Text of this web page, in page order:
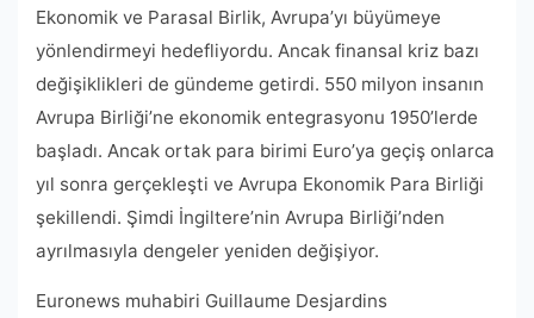
Ekonomik ve Parasal Birlik, Avrupa’yı büyümeye
yönlendirmeyi hedefliyordu. Ancak finansal kriz bazı
değişiklikleri de gündeme getirdi. 550 milyon insanın
Avrupa Birliği’ne ekonomik entegrasyonu 1950’lerde
başladı. Ancak ortak para birimi Euro’ya geçiş onlarca
yıl sonra gerçekleşti ve Avrupa Ekonomik Para Birliği
şekillendi. Şimdi İngiltere’nin Avrupa Birliği’nden
ayrılmasıyla dengeler yeniden değişiyor.
Euronews muhabiri Guillaume Desjardins